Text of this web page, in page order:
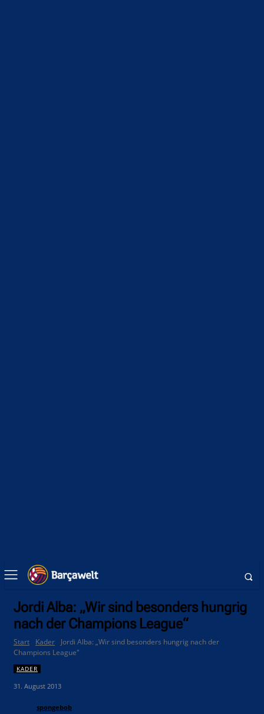
Jordi Alba: „Wir sind besonders hungrig
nach der Champions League“
Start Kader
Jordi Alba: „Wir sind besonders hungrig nach der
Champions League"
KADER
31. August 2013
spongebob